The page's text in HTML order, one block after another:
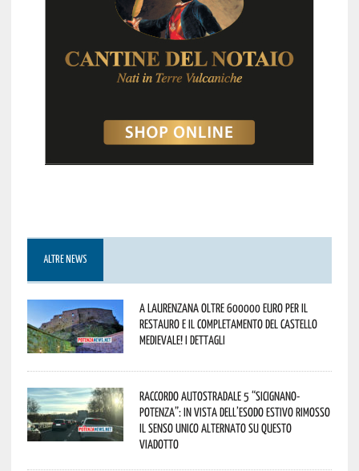
ALTRE NEWS
A Laurenzana oltre 600000 euro per il
restauro e il completamento del Castello
Medievale! I dettagli
Raccordo Autostradale 5 “Sicignano-
Potenza”: in vista dell’esodo estivo rimosso
il senso unico alternato su questo
viadotto